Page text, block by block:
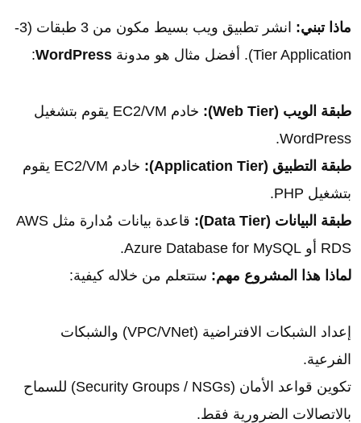
ماذا تبني:
انشر تطبيق ويب بسيط مكون من 3 طبقات (3-
Tier Application). أفضل مثال هو مدونة
WordPress
:
طبقة الويب (Web Tier):
خادم EC2/VM يقوم بتشغيل
WordPress.
طبقة التطبيق (Application Tier):
خادم EC2/VM يقوم
بتشغيل PHP.
طبقة البيانات (Data Tier):
قاعدة بيانات مُدارة مثل AWS
RDS أو Azure Database for MySQL.
لماذا هذا المشروع مهم: ستتعلم من خلاله كيفية:
إعداد الشبكات الافتراضية (VPC/VNet) والشبكات
الفرعية.
تكوين قواعد الأمان (Security Groups / NSGs) للسماح
بالاتصالات الضرورية فقط.